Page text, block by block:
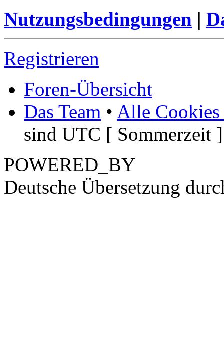
Nutzungsbedingungen |
Registrieren
Foren-Übersicht
Das Team • Alle Cookies
sind UTC [ Sommerzeit ]
POWERED_BY
Deutsche Übersetzung